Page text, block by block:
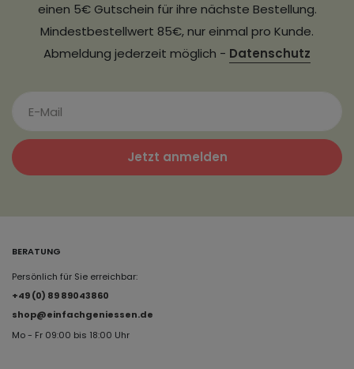
einen 5€ Gutschein für ihre nächste Bestellung.
Mindestbestellwert 85€, nur einmal pro Kunde.
Abmeldung jederzeit möglich - Datenschutz
Jetzt anmelden
BERATUNG
Persönlich für Sie erreichbar:
+49 (0) 89 89043860
shop@einfachgeniessen.de
Mo - Fr 09:00 bis 18:00 Uhr